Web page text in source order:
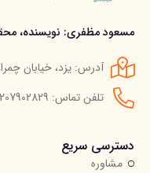
مسعود مظفری: نویسنده،
آدرس: یزد، خیابان
تلفن تماس: 09207902829
دسترسی سریع
مشاوره